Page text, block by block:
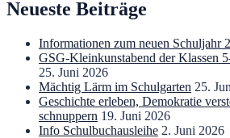
Neueste Beiträge
Informationen zum neuen Schuljahr
GSG-Kleinkunstabend der Klassen
25. Juni 2026
Mächtig Lärm im Schulgarten 25.
Geschichte erleben, Demokratie
schnuppern 19. Juni 2026
Info Schulbuchausleihe 2. Juni 2026